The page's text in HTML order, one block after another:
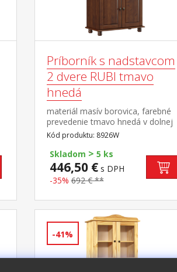
Príborník s nadstavcom
2 dvere RUBI tmavo
hnedá
materiál masív borovica, farebné
prevedenie tmavo hnedá v dolnej
časti 2 dvere, 2 zásuvky s kovovými
pojazdmi v hornej časti dvoje
presklené dvere
Kód produktu: 8926W
Skladom > 5 ks
446,50 €s DPH
-35% 692 € **
-41%